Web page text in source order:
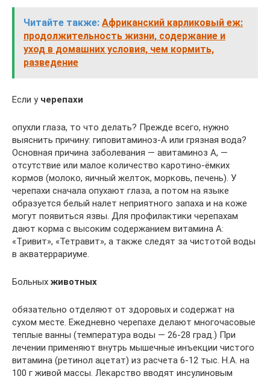
Читайте также: Африканский карликовый еж:
продолжительность жизни, содержание и
уход в домашних условия, чем кормить,
разведение
Если у черепахи
опухли глаза, то что делать? Прежде всего, нужно
выяснить причину: гиповитаминоз-А или грязная вода?
Основная причина заболевания — авитаминоз А, —
отсутствие или малое количество каpотино-ёмких
кормов (молоко, яичный желток, морковь, печень). У
черепахи сначала опухают глаза, а потом на языке
образуется белый налет неприятного запаха и на коже
могут появиться язвы. Для профилактики черепахам
дают корма с высоким содержанием витамина А:
«Тpивит», «Тетpавит», а также следят за чистотой воды
в акватеррариуме.
Больных животных
обязательно отделяют от здоровых и содержат на
сухом месте. Ежедневно черепахе делают многочасовые
теплые ванны (температура воды — 26-28 град.) При
лечении применяют внутрь мышечные инъекции чистого
витамина (ретинол ацетат) из расчета 6-12 тыс. Н.А. на
100 г живой массы. Лекарство вводят инсулиновым